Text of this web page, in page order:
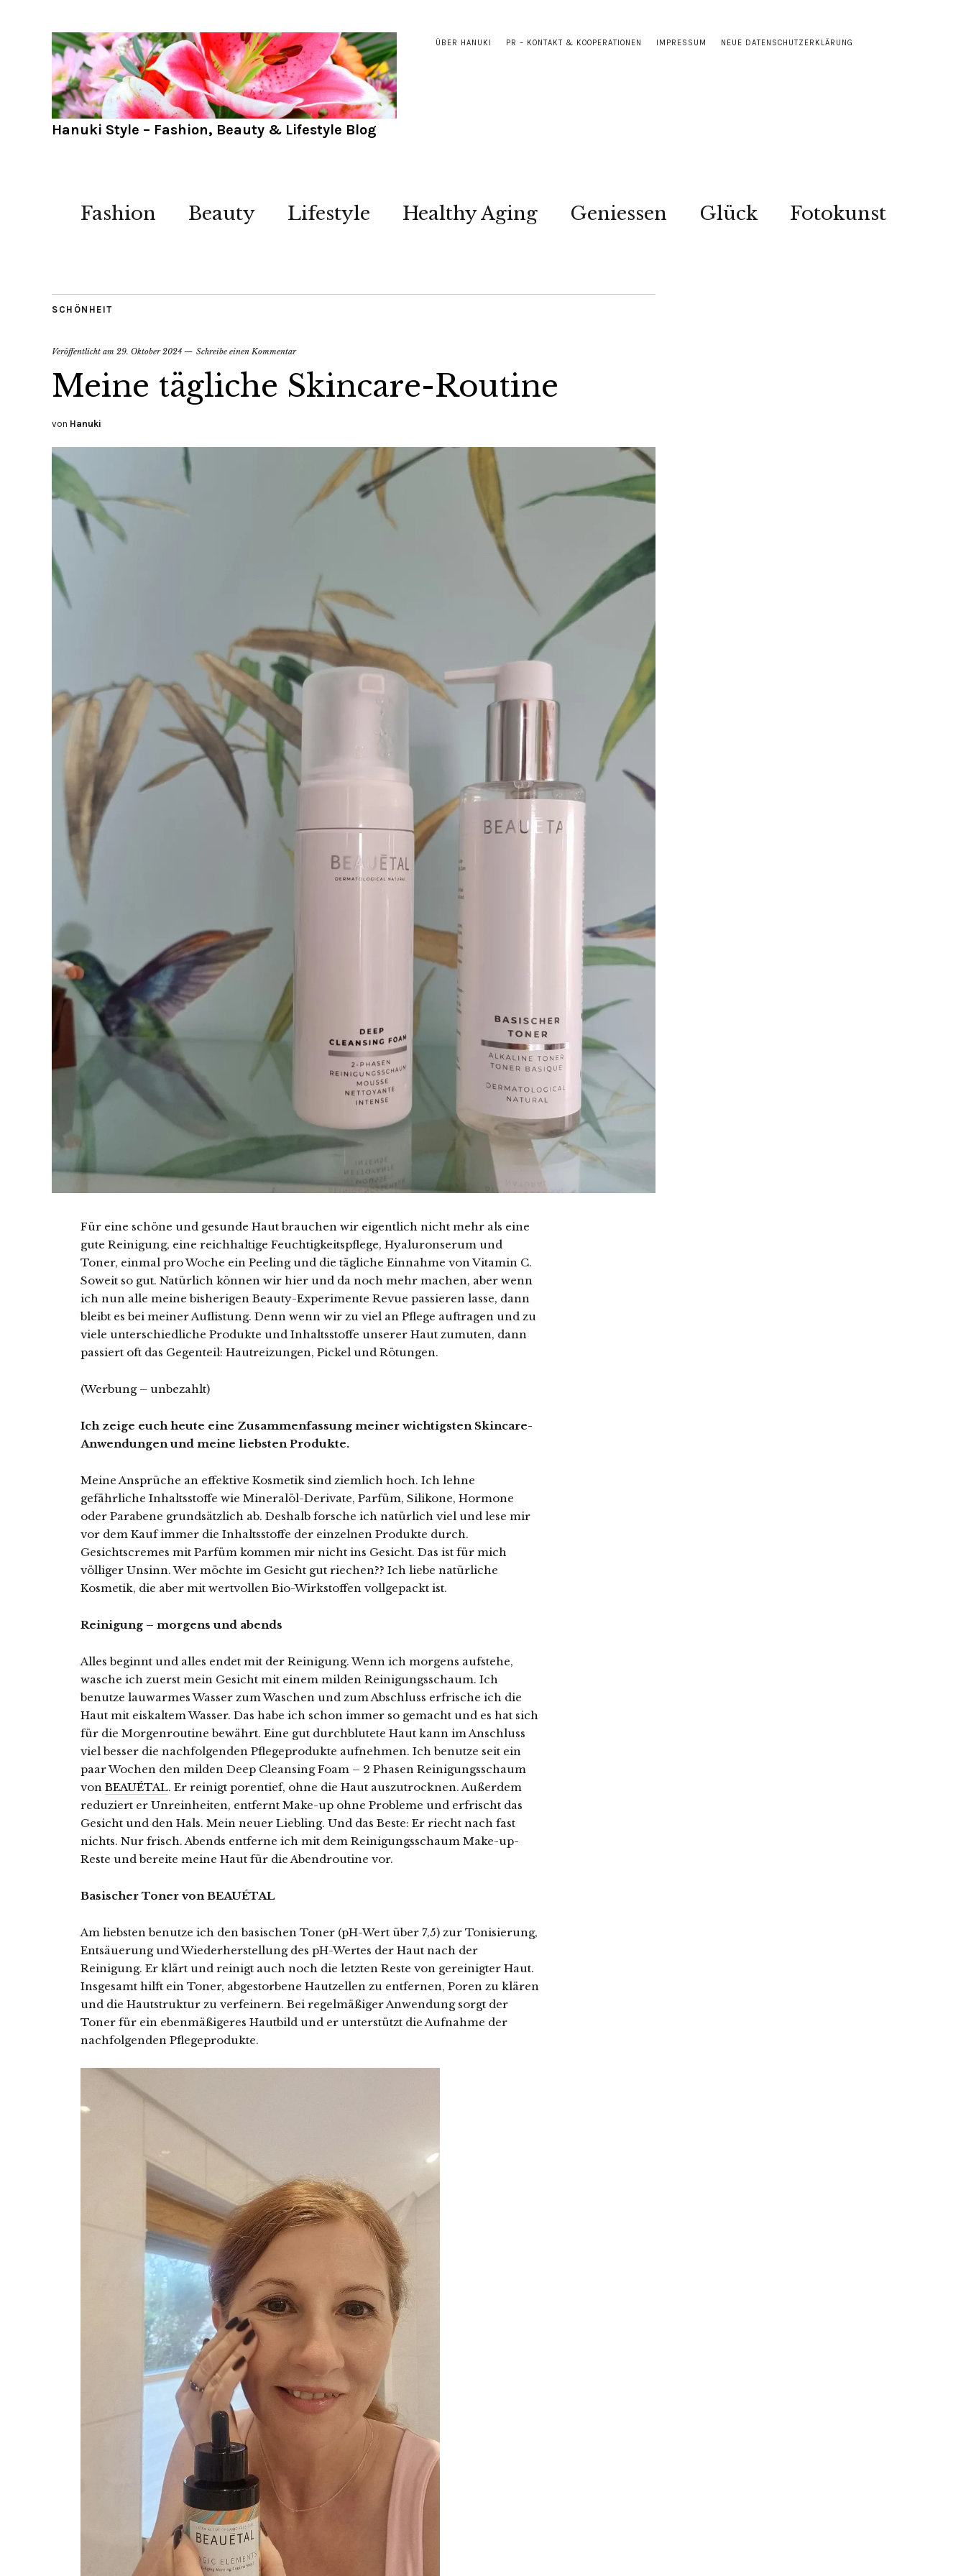
ÜBER HANUKI PR – KONTAKT & KOOPERATIONEN IMPRESSUM NEUE DATENSCHUTZERKLÄRUNG
Hanuki Style – Fashion, Beauty & Lifestyle Blog
Fashion Beauty Lifestyle Healthy Aging Geniessen Glück Fotokunst
SCHÖNHEIT
Veröffentlicht am 29. Oktober 2024 Schreibe einen Kommentar
Meine tägliche Skincare-Routine
von Hanuki
Für eine schöne und gesunde Haut brauchen wir eigentlich nicht mehr als eine
gute Reinigung, eine reichhaltige Feuchtigkeitspflege, Hyaluronserum und
Toner, einmal pro Woche ein Peeling und die tägliche Einnahme von Vitamin C.
Soweit so gut. Natürlich können wir hier und da noch mehr machen, aber wenn
ich nun alle meine bisherigen Beauty-Experimente Revue passieren lasse, dann
bleibt es bei meiner Auflistung. Denn wenn wir zu viel an Pflege auftragen und zu
viele unterschiedliche Produkte und Inhaltsstoffe unserer Haut zumuten, dann
passiert oft das Gegenteil: Hautreizungen, Pickel und Rötungen.
(Werbung – unbezahlt)
Ich zeige euch heute eine Zusammenfassung meiner wichtigsten Skincare-
Anwendungen und meine liebsten Produkte.
Meine Ansprüche an effektive Kosmetik sind ziemlich hoch. Ich lehne
gefährliche Inhaltsstoffe wie Mineralöl-Derivate, Parfüm, Silikone, Hormone
oder Parabene grundsätzlich ab. Deshalb forsche ich natürlich viel und lese mir
vor dem Kauf immer die Inhaltsstoffe der einzelnen Produkte durch.
Gesichtscremes mit Parfüm kommen mir nicht ins Gesicht. Das ist für mich
völliger Unsinn. Wer möchte im Gesicht gut riechen?? Ich liebe natürliche
Kosmetik, die aber mit wertvollen Bio-Wirkstoffen vollgepackt ist.
Reinigung – morgens und abends
Alles beginnt und alles endet mit der Reinigung. Wenn ich morgens aufstehe,
wasche ich zuerst mein Gesicht mit einem milden Reinigungsschaum. Ich
benutze lauwarmes Wasser zum Waschen und zum Abschluss erfrische ich die
Haut mit eiskaltem Wasser. Das habe ich schon immer so gemacht und es hat sich
für die Morgenroutine bewährt. Eine gut durchblutete Haut kann im Anschluss
viel besser die nachfolgenden Pflegeprodukte aufnehmen. Ich benutze seit ein
paar Wochen den milden Deep Cleansing Foam – 2 Phasen Reinigungsschaum
von BEAUÉTAL. Er reinigt porentief, ohne die Haut auszutrocknen. Außerdem
reduziert er Unreinheiten, entfernt Make-up ohne Probleme und erfrischt das
Gesicht und den Hals. Mein neuer Liebling. Und das Beste: Er riecht nach fast
nichts. Nur frisch. Abends entferne ich mit dem Reinigungsschaum Make-up-
Reste und bereite meine Haut für die Abendroutine vor.
Basischer Toner von BEAUÉTAL
Am liebsten benutze ich den basischen Toner (pH-Wert über 7,5) zur Tonisierung,
Entsäuerung und Wiederherstellung des pH-Wertes der Haut nach der
Reinigung. Er klärt und reinigt auch noch die letzten Reste von gereinigter Haut.
Insgesamt hilft ein Toner, abgestorbene Hautzellen zu entfernen, Poren zu klären
und die Hautstruktur zu verfeinern. Bei regelmäßiger Anwendung sorgt der
Toner für ein ebenmäßigeres Hautbild und er unterstützt die Aufnahme der
nachfolgenden Pflegeprodukte.